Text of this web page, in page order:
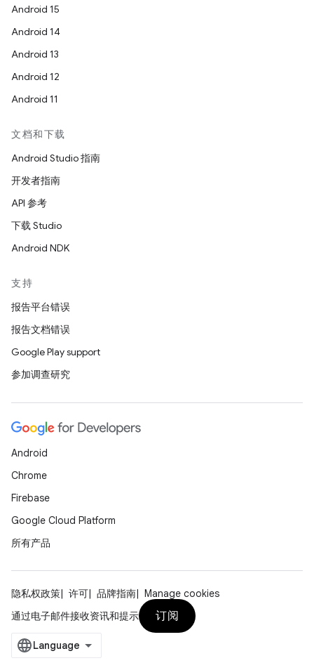
Android 15
Android 14
Android 13
Android 12
Android 11
文档和下载
Android Studio 指南
开发者指南
API 参考
下载 Studio
Android NDK
支持
报告平台错误
报告文档错误
Google Play support
参加调查研究
Android
Chrome
Firebase
Google Cloud Platform
所有产品
隐私权政策 许可 品牌指南
Manage cookies
通过电子邮件接收资讯和提示
订阅